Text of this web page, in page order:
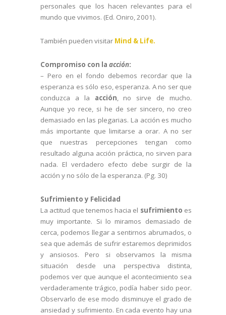
personales que los hacen relevantes para el
mundo que vivimos. (Ed. Oniro, 2001).
También pueden visitar Mind & Life.
Compromiso con la acción:
– Pero en el fondo debemos recordar que la
esperanza es sólo eso, esperanza. A no ser que
conduzca a la acción, no sirve de mucho.
Aunque yo rece, si he de ser sincero, no creo
demasiado en las plegarias. La acción es mucho
más importante que limitarse a orar. A no ser
que nuestras percepciones tengan como
resultado alguna acción práctica, no sirven para
nada. El verdadero efecto debe surgir de la
acción y no sólo de la esperanza. (Pg. 30)
Sufrimiento y Felicidad
La actitud que tenemos hacia el sufrimiento es
muy importante. Si lo miramos demasiado de
cerca, podemos llegar a sentirnos abrumados, o
sea que además de sufrir estaremos deprimidos
y ansiosos. Pero si observamos la misma
situación desde una perspectiva distinta,
podemos ver que aunque el acontecimiento sea
verdaderamente trágico, podía haber sido peor.
Observarlo de ese modo disminuye el grado de
ansiedad y sufrimiento. En cada evento hay una